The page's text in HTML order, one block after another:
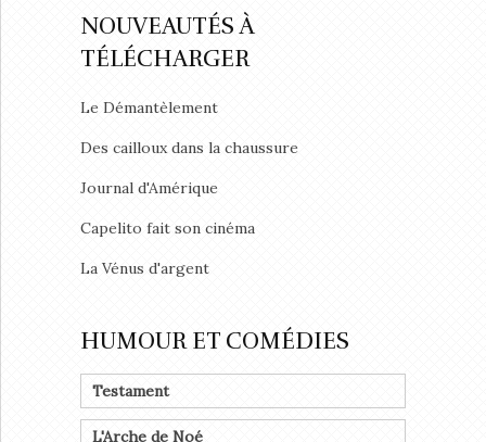
NOUVEAUTÉS À
TÉLÉCHARGER
Le Démantèlement
Des cailloux dans la chaussure
Journal d'Amérique
Capelito fait son cinéma
La Vénus d'argent
HUMOUR ET COMÉDIES
Testament
L'Arche de Noé